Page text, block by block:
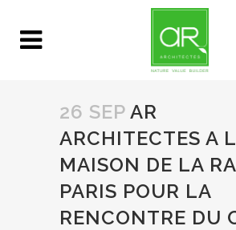
26 SEP AR
ARCHITECTES A
MAISON DE LA
PARIS POUR LA
RENCONTRE DU